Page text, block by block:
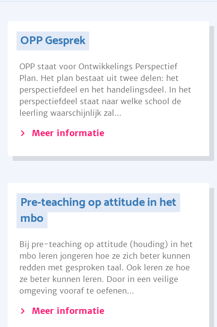
OPP Gesprek
OPP staat voor Ontwikkelings Perspectief
Plan. Het plan bestaat uit twee delen: het
perspectiefdeel en het handelingsdeel. In het
perspectiefdeel staat naar welke school de
leerling waarschijnlijk zal...
Meer informatie
Pre-teaching op attitude in het
mbo
Bij pre-teaching op attitude (houding) in het
mbo leren jongeren hoe ze zich beter kunnen
redden met gesproken taal. Ook leren ze hoe
ze beter kunnen leren. Door in een veilige
omgeving vooraf te oefenen...
Meer informatie